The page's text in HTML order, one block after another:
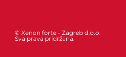
© Xenon forte - Zagreb d.o.o.
Sva prava pridržana.